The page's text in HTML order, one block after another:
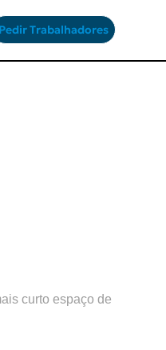
Pedir Trabalhadores
curto espaço de